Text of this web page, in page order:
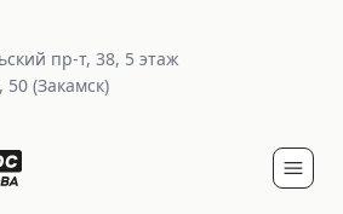
пр-т, 38, 5 этаж
50 (Закамск)